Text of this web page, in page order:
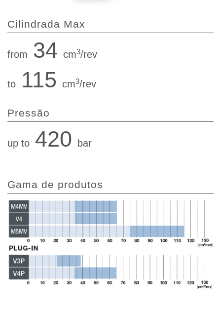
Cilindrada Max
from 34 cm3/rev
to 115 cm3/rev
Pressão
up to 420 bar
Gama de produtos